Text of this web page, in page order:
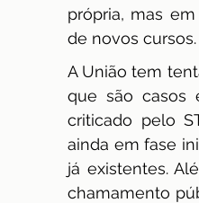
própria, mas
de novos cursos.
A União tem
que são casos
criticado pelo
ainda em fase
já existentes.
chamamento